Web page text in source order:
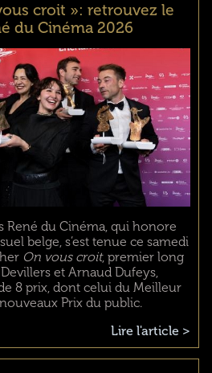
croit »: retrouvez le
du Cinéma 2026
René du Cinéma, qui honore
belge, s’est tenue ce samedi
On vous croit, premier long
et Arnaud Dufeys,
8 prix, dont celui du Meilleur
Prix du public.
Lire l'article >